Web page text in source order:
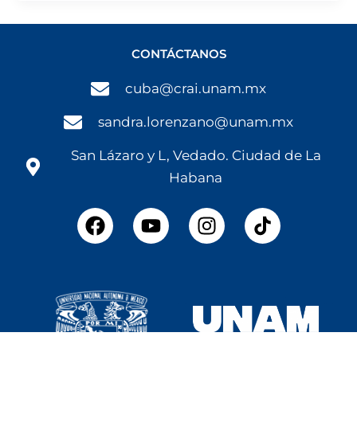
CONTÁCTANOS
cuba@crai.unam.mx
sandra.lorenzano@unam.mx
San Lázaro y L, Vedado. Ciudad de La
Habana
F
a
b
o
o
Y
o
e
I
n
g